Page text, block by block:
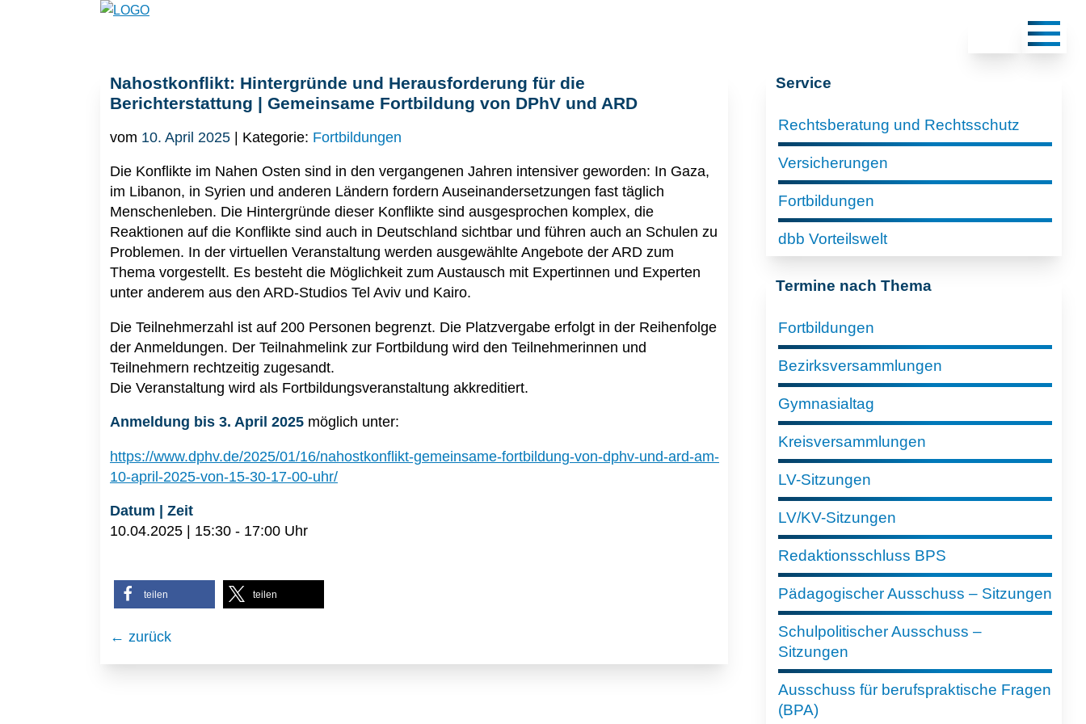
Nahostkonflikt: Hintergründe und Herausforderung für die
Berichterstattung | Gemeinsame Fortbildung von DPhV und ARD
vom 10. April 2025 | Kategorie: Fortbildungen
Die Konflikte im Nahen Osten sind in den vergangenen Jahren intensiver geworden: In Gaza,
im Libanon, in Syrien und anderen Ländern fordern Auseinandersetzungen fast täglich
Menschenleben. Die Hintergründe dieser Konflikte sind ausgesprochen komplex, die
Reaktionen auf die Konflikte sind auch in Deutschland sichtbar und führen auch an Schulen zu
Problemen. In der virtuellen Veranstaltung werden ausgewählte Angebote der ARD zum
Thema vorgestellt. Es besteht die Möglichkeit zum Austausch mit Expertinnen und Experten
unter anderem aus den ARD-Studios Tel Aviv und Kairo.
Die Teilnehmerzahl ist auf 200 Personen begrenzt. Die Platzvergabe erfolgt in der Reihenfolge
der Anmeldungen. Der Teilnahmelink zur Fortbildung wird den Teilnehmerinnen und
Teilnehmern rechtzeitig zugesandt.
Die Veranstaltung wird als Fortbildungsveranstaltung akkreditiert.
Anmeldung bis 3. April 2025 möglich unter:
https://www.dphv.de/2025/01/16/nahostkonflikt-gemeinsame-fortbildung-von-dphv-und-ard-am-
10-april-2025-von-15-30-17-00-uhr/
Datum | Zeit
10.04.2025 | 15:30 - 17:00 Uhr
teilen teilen
← zurück
Service
Rechtsberatung und Rechtsschutz
Versicherungen
Fortbildungen
dbb Vorteilswelt
Termine nach Thema
Fortbildungen
Bezirksversammlungen
Gymnasialtag
Kreisversammlungen
LV-Sitzungen
LV/KV-Sitzungen
Redaktionsschluss BPS
Pädagogischer Ausschuss – Sitzungen
Schulpolitischer Ausschuss –
Sitzungen
Ausschuss für berufspraktische Fragen
(BPA)